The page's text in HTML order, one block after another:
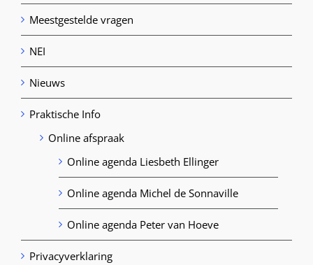
Meestgestelde vragen
NEI
Nieuws
Praktische Info
Online afspraak
Online agenda Liesbeth Ellinger
Online agenda Michel de Sonnaville
Online agenda Peter van Hoeve
Privacyverklaring